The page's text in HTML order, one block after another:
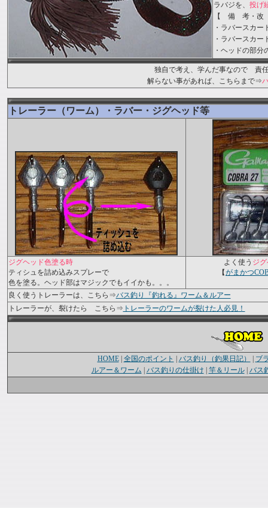
ラバジを、 投げ
【 備 考・
・ラバースカ
・ラバースカー
・ヘッドの部分
独自で考え、学んだ事なので 責
解らない事があれば、こちらまで⇒
トレーラー（ワーム）・ラバー・ジグヘッド等
ジグヘッド色塗る時
ティシュを詰め込みスプレーで
色を塗る。ヘッド部はマジックでもイイかも。。。
よく使う ジ
【がまかつ
良く使うトレーラーは、こちら⇒バス釣り『釣れる』ワーム＆ルアー
トレーラーが、裂けたら こちら⇒ トレーラーのワームが裂けた人必見！
HOME| 全国のポイント バス釣り（釣果日記）
ブ
ルアー＆ワーム
バス釣りの仕掛け 竿＆リール| バス